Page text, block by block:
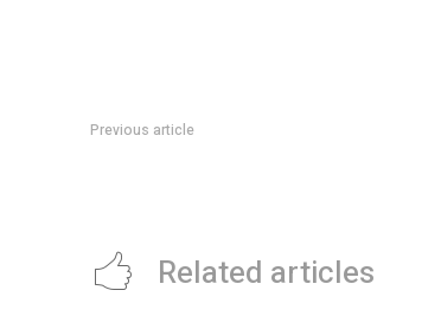
Previous article
Related articles